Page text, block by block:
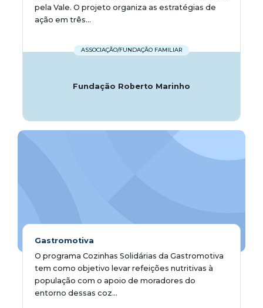
pela Vale. O projeto organiza as estratégias de
ação em três...
ASSOCIAÇÃO/FUNDAÇÃO FAMILIAR
Fundação Roberto Marinho
Gastromotiva
O programa Cozinhas Solidárias da Gastromotiva
tem como objetivo levar refeições nutritivas à
população com o apoio de moradores do
entorno dessas coz...